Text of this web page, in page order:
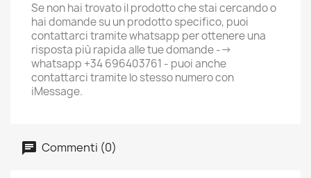
Se non hai trovato il prodotto che stai cercando o
hai domande su un prodotto specifico, puoi
contattarci tramite whatsapp per ottenere una
risposta più rapida alle tue domande -->
whatsapp +34 696403761 - puoi anche
contattarci tramite lo stesso numero con
iMessage.
Commenti (0)